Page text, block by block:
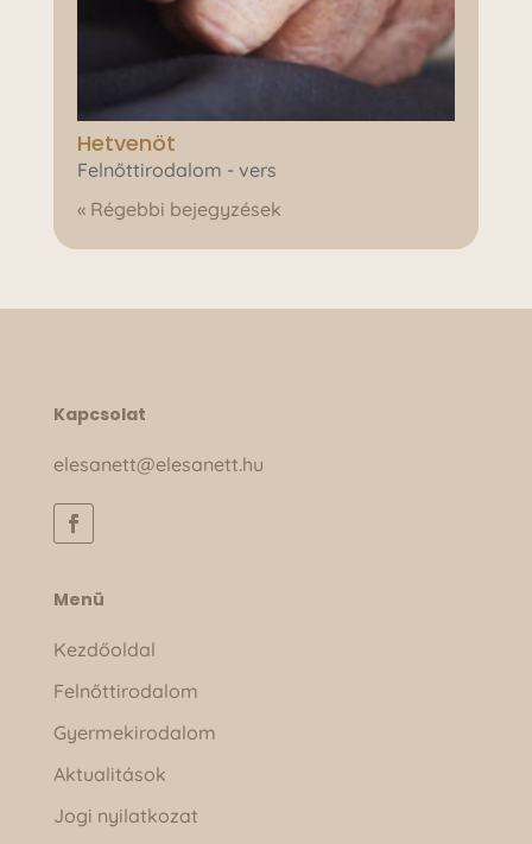
Hetvenöt
Felnőttirodalom - vers
« Régebbi bejegyzések
Kapcsolat
elesanett@elesanett.hu
Menü
Kezdőoldal
Felnőttirodalom
Gyermekirodalom
Aktualitások
Jogi nyilatkozat